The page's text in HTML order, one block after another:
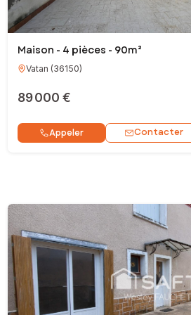
Maison - 4 pièces - 90m²
Vatan (36150)
89 000 €
Appeler Contacter